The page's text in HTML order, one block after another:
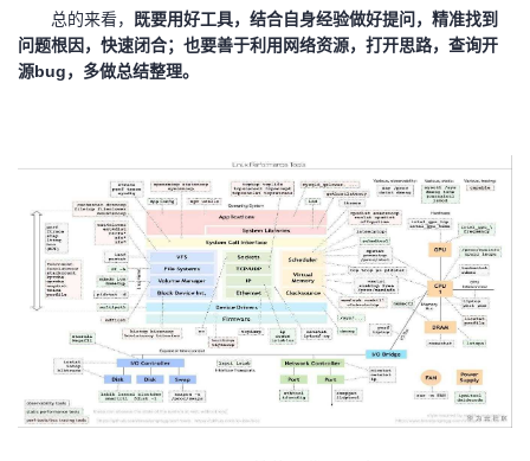
总的来看，
既要用好工具，结合自身经验做好提问，精准找到
问题根因，快速闭合；也要善于利用网络资源，打开思路，查询开
源bug，多做总结整理。